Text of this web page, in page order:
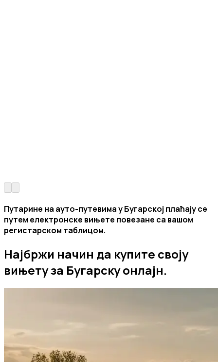
Путарине на ауто-путевима у Бугарској плаћају се
путем електронске вињете повезане са вашом
регистарском таблицом.
Најбржи начин да купите своју
вињету за Бугарску онлајн.